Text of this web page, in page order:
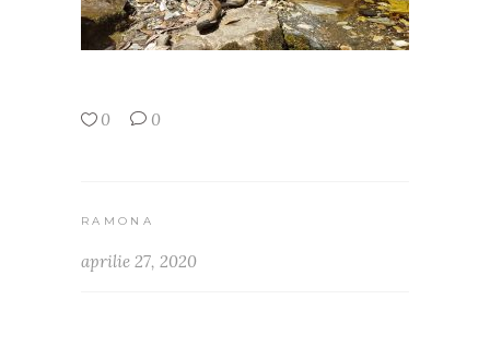
0 0
RAMONA
aprilie 27, 2020